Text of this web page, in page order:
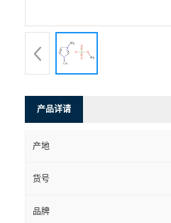
产品详请
产地
货号
品牌